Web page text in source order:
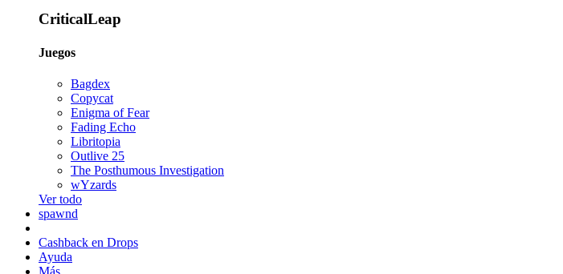
CriticalLeap
Juegos
Bagdex
Copycat
Enigma of Fear
Fading Echo
Libritopia
Outlive 25
The Posthumous Investigation
wYzards
Ver todo
spawnd
Cashback en Drops
Ayuda
Más